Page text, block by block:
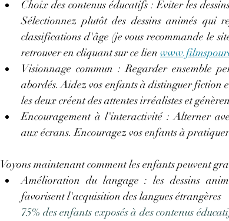
Choix des contenus éducatifs : Eviter les
Sélectionnez plutôt des dessins animés qui
classifications d'âge (je vous recommande le
retrouver en cliquant sur ce lien
Visionnage commun : Regarder ensemble
abordés. Aidez vos enfants à distinguer
les deux créent des attentes irréalistes et
Encouragement à l'interactivité : Alterner
aux écrans. Encouragez vos enfants à
Voyons maintenant comment les enfants peuvent
Amélioration du langage : les dessins
favorisent l'acquisition des langues étrangères
75% des enfants exposés à des contenus